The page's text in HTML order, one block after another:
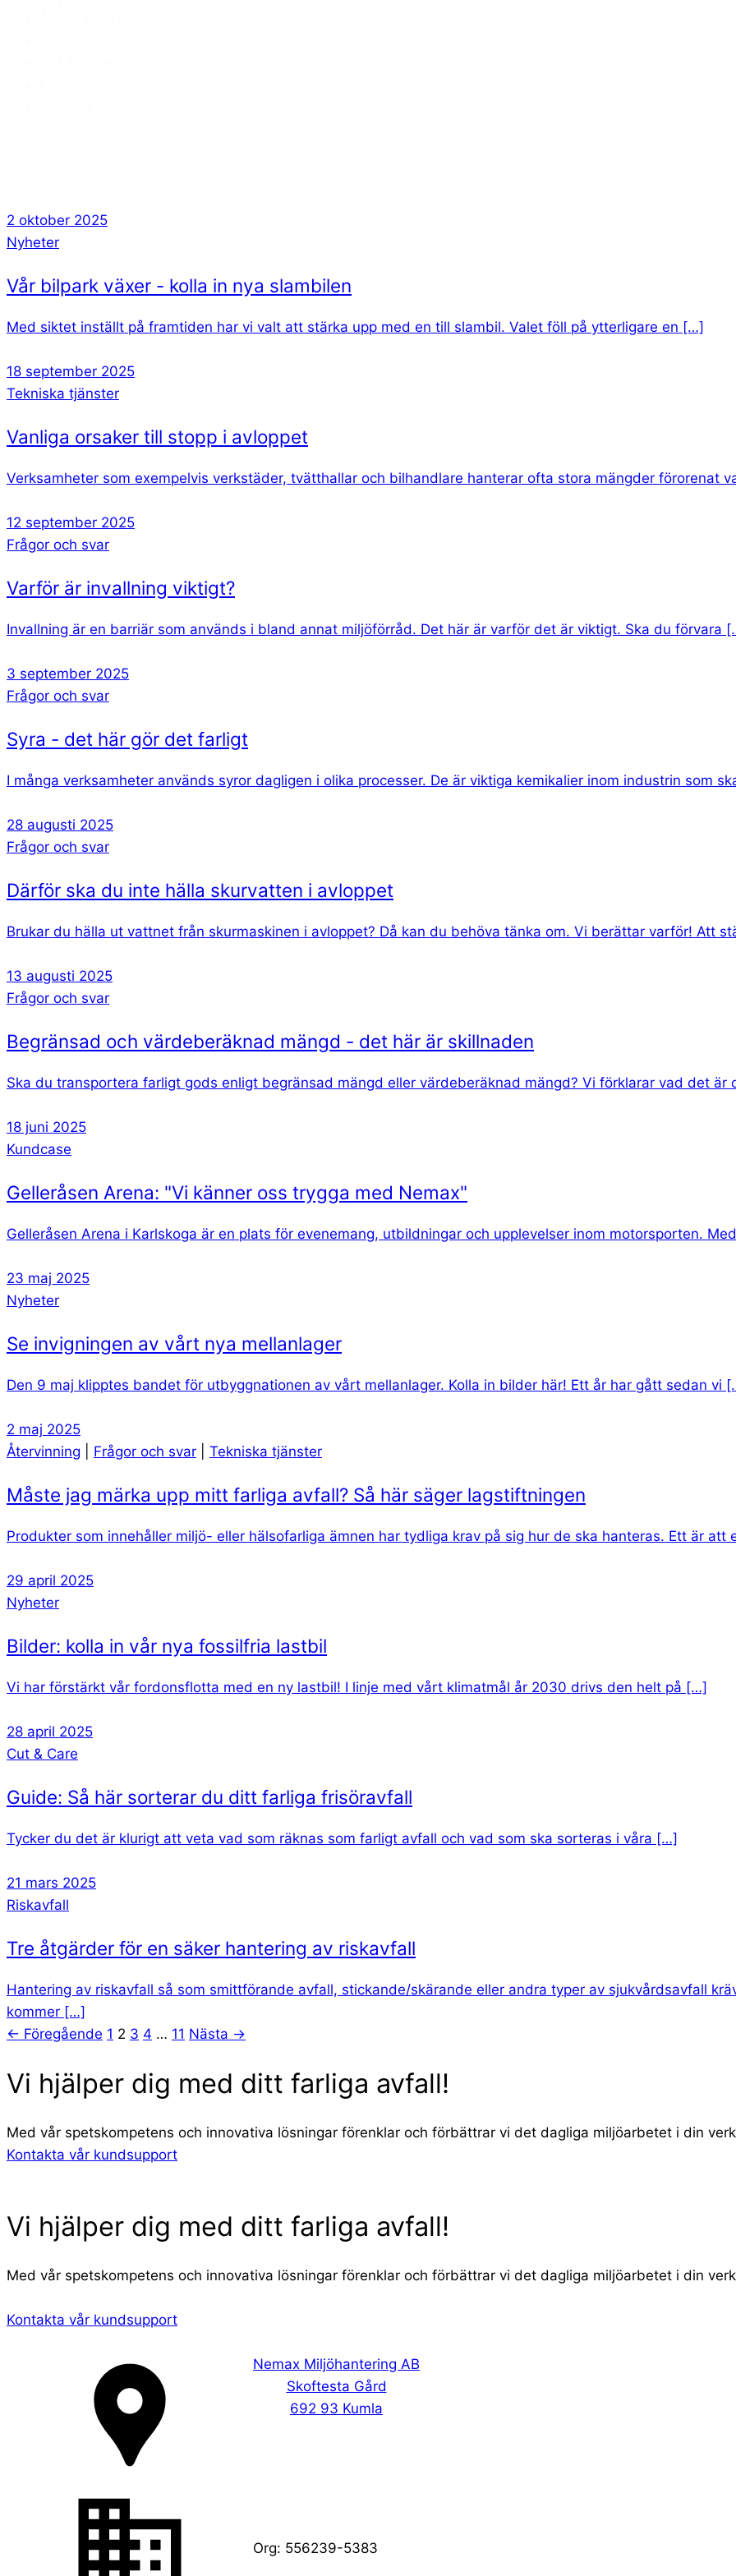
2 oktober 2025
Nyheter
Vår bilpark växer - kolla in nya slambilen
Med siktet inställt på framtiden har vi valt att stärka upp med en till slambil. Valet föll på ytterligare en […]
18 september 2025
Tekniska tjänster
Vanliga orsaker till stopp i avloppet
Verksamheter som exempelvis verkstäder, tvätthallar och bilhandlare hanterar ofta stora mängder förorenat
12 september 2025
Frågor och svar
Varför är invallning viktigt?
Invallning är en barriär som används i bland annat miljöförråd. Det här är varför det är viktigt. Ska du förvara
3 september 2025
Frågor och svar
Syra - det här gör det farligt
I många verksamheter används syror dagligen i olika processer. De är viktiga kemikalier inom industrin som
28 augusti 2025
Frågor och svar
Därför ska du inte hälla skurvatten i avloppet
Brukar du hälla ut vattnet från skurmaskinen i avloppet? Då kan du behöva tänka om. Vi berättar varför! Att
13 augusti 2025
Frågor och svar
Begränsad och värdeberäknad mängd - det här är skillnaden
Ska du transportera farligt gods enligt begränsad mängd eller värdeberäknad mängd? Vi förklarar vad det är
18 juni 2025
Kundcase
Gelleråsen Arena: "Vi känner oss trygga med Nemax"
Gelleråsen Arena i Karlskoga är en plats för evenemang, utbildningar och upplevelser inom motorsporten.
23 maj 2025
Nyheter
Se invigningen av vårt nya mellanlager
Den 9 maj klipptes bandet för utbyggnationen av vårt mellanlager. Kolla in bilder här! Ett år har gått sedan vi
2 maj 2025
Återvinning
Frågor och svar Tekniska tjänster
Måste jag märka upp mitt farliga avfall? Så här säger lagstiftningen
Produkter som innehåller miljö- eller hälsofarliga ämnen har tydliga krav på sig hur de ska hanteras. Ett är att
29 april 2025
Nyheter
Bilder: kolla in vår nya fossilfria lastbil
Vi har förstärkt vår fordonsflotta med en ny lastbil! I linje med vårt klimatmål år 2030 drivs den helt på […]
28 april 2025
Cut & Care
Guide: Så här sorterar du ditt farliga frisöravfall
Tycker du det är klurigt att veta vad som räknas som farligt avfall och vad som ska sorteras i våra […]
21 mars 2025
Riskavfall
Tre åtgärder för en säker hantering av riskavfall
Hantering av riskavfall så som smittförande avfall, stickande/skärande eller andra typer av sjukvårdsavfall
kommer […]
← Föregående 1 2 3 4 … 11 Nästa →
Vi hjälper dig med ditt farliga avfall!
Med vår spetskompetens och innovativa lösningar förenklar och förbättrar vi det dagliga miljöarbetet i din
Kontakta vår kundsupport
Vi hjälper dig med ditt farliga avfall!
Med vår spetskompetens och innovativa lösningar förenklar och förbättrar vi det dagliga miljöarbetet i din
Kontakta vår kundsupport
Nemax Miljöhantering AB
Skoftesta Gård
692 93 Kumla
Org: 556239-5383